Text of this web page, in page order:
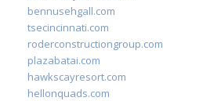
bennusehgall.com
tsecincinnati.com
roderconstructiongroup.com
plazabatai.com
hawkscayresort.com
hellonquads.com